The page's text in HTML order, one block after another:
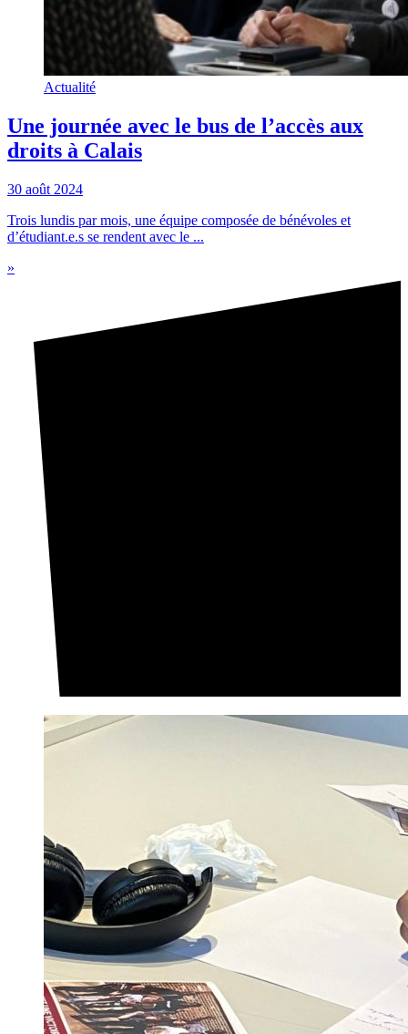
Actualité
Une journée avec le bus de l’accès aux
droits à Calais
30 août 2024
Trois lundis par mois, une équipe composée de bénévoles et
d’étudiant.e.s se rendent avec le ...
»